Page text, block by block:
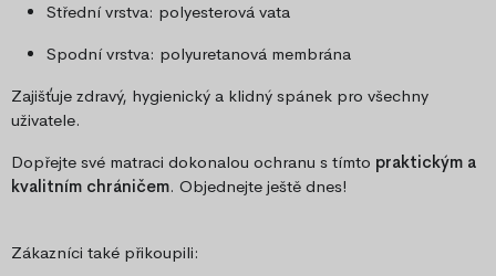
Střední vrstva: polyesterová vata
Spodní vrstva: polyuretanová membrána
Zajišťuje zdravý, hygienický a klidný spánek pro všechny
uživatele.
Dopřejte své matraci dokonalou ochranu s tímto praktickým a
kvalitním chráničem. Objednejte ještě dnes!
Zákazníci také přikoupili: